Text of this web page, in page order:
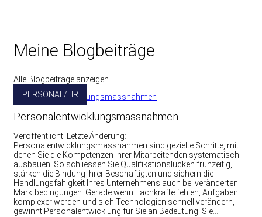
Meine Blogbeiträge
Alle Blogbeiträge anzeigen
PERSONAL/HR
Personalentwicklungsmassnahmen
Veröffentlicht: Letzte Änderung:
Personalentwicklungsmassnahmen sind gezielte Schritte, mit
denen Sie die Kompetenzen Ihrer Mitarbeitenden systematisch
ausbauen. So schliessen Sie Qualifikationslücken frühzeitig,
stärken die Bindung Ihrer Beschäftigten und sichern die
Handlungsfähigkeit Ihres Unternehmens auch bei veränderten
Marktbedingungen. Gerade wenn Fachkräfte fehlen, Aufgaben
komplexer werden und sich Technologien schnell verändern,
gewinnt Personalentwicklung für Sie an Bedeutung. Sie…